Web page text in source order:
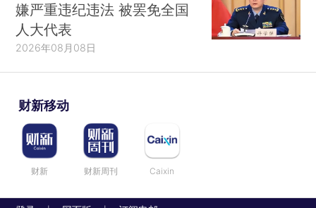
嫌严重违纪违法 被罢免全国
人大代表
2026年08月08日
财新移动
财新 财新周刊 Caixin